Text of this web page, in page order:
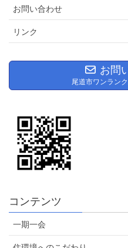
お問い合わせ
リンク
お問
尾道市ワンラン
コンテンツ
一期一会